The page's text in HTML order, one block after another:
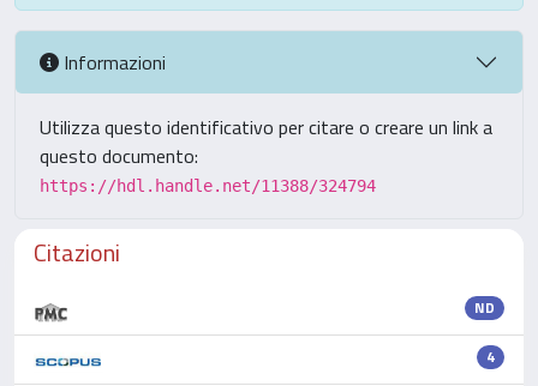
Informazioni
Utilizza questo identificativo per citare o creare un link a
questo documento:
https://hdl.handle.net/11388/324794
Citazioni
ND
4